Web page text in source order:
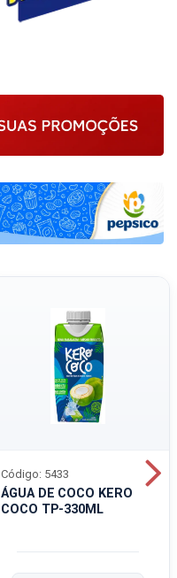
ÁGUA DE COCO KERO
COCO TP-330ML
Código: 5433